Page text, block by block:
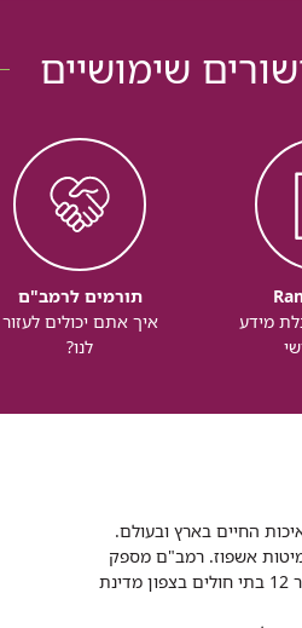
שימושיים
מידע
תורמים לרמב"ם
איך אתם יכולים לעזור
לנו?
החיים בארץ ובעולם.
הוא בית חולים ממשלתי אקדמי, המסונף לפקולטה לרפואה של הטכניון ומונה כ- 1000 מיטות אשפוז. רמב"ם מספק
שירותי רפואה לכ-2,700,000 תושבים, צה"ל וכוחות הביטחון, ומשמש כבית חולים על אזורי עבור 12 בתי חולים בצפון מדינת